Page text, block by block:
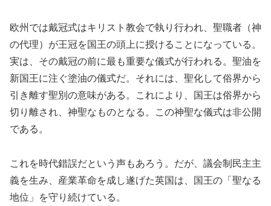
欧州では戴冠式はキリスト教会で執り行われ、聖職者（神
の代理）が王冠を国王の頭上に授けることになっている。
実は、その戴冠の前に最も重要な儀式が行われる。聖油を
新国王に注ぐ塗油の儀式だ。それには、聖化して俗界から
引き離す聖別の意味がある。これにより、国王は俗界から
切り離され、神聖なものとなる。この神聖な儀式は非公開
である。
これを時代錯誤だという声もあろう。だが、議会制民主主
義を生み、産業革命を成し遂げた英国は、国王の「聖なる
地位」を守り続けている。